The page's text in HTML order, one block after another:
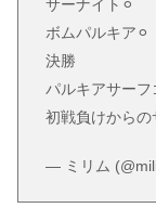
サーナイト⚪︎
ボムパルキア⚪︎
決勝
パルキアサーフ
初戦負けからの
— ミリム